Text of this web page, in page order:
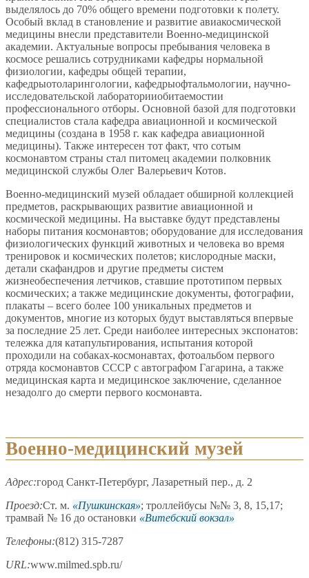
выделялось до 70% общего времени подготовки к полету.
Особый вклад в становление и развитие авиакосмической
медицины внесли представители Военно-медицинской
академии. Актуальные вопросы пребывания человека в
космосе решались сотрудниками кафедры нормальной
физиологии, кафедры общей терапии,
кафедрыотоларингологии, кафедрыофтальмологии, научно-
исследовательской лабораторииобитаемостии
профессионального отборы. Основной базой для подготовки
специалистов стала кафедра авиационной и космической
медицины (создана в 1958 г. как кафедра авиационной
медицины). Также интересен тот факт, что сотым
космонавтом страны стал питомец академии полковник
медицинской службы Олег Валерьевич Котов.
Военно-медицинский музей обладает обширной коллекцией
предметов, раскрывающих развитие авиационной и
космической медицины. На выставке будут представлены
наборы питания космонавтов; оборудование для исследования
физиологических функций животных и человека во время
тренировок и космических полетов; кислородные маски,
детали скафандров и другие предметы систем
жизнеобеспечения летчиков, ставшие прототипом первых
космических; а также медицинские документы, фотографии,
плакаты – всего более 100 уникальных предметов и
документов, многие из которых будут выставляться впервые
за последние 25 лет. Среди наиболее интересных экспонатов:
тележка для катапультирования, испытания которой
проходили на собаках-космонавтах, фотоальбом первого
отряда космонавтов СССР с автографом Гагарина, а также
медицинская карта и медицинское заключение, сделанное
незадолго до смерти первого космонавта.
Военно-медицинский музей
Адрес:город Санкт-Петербург, Лазаретный пер., д. 2
Проезд:Ст. м. Пушкинская ; троллейбусы №№ 3, 8, 15,17;
трамвай № 16 до остановки
Витебский вокзал
Телефоны:(812) 315-7287
URL:www.milmed.spb.ru/